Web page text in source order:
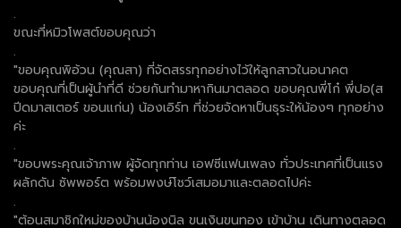
.
ขณะที่หมิวโพสต์ขอบคุณว่า
.
"ขอบคุณพิอ้วน (คุณสา) ที่จัดสรรทุกอย่างไว้ให้ลูกสาวในอนาคต
ขอบคุณที่เป็นผู้นำที่ดี ช่วยกันทำมาหากินมาตลอด ขอบคุณพี่โก๋ พี่ปอ(ส
ปีดมาสเตอร์ ขอนแก่น) น้องเอิร์ท ที่ช่วยจัดหาเป็นธุระให้น้องๆ ทุกอย่าง
ค่ะ
.
"ขอบพระคุณเจ้าภาพ ผู้จัดทุกท่าน เอฟซีแฟนเพลง ทั่วประเทศที่เป็นแรง
ผลักดัน ซัพพอร์ต พร้อมพงษ์โชว์เสมอมาและตลอดไปค่ะ
.
"ต้อนสมาชิกใหม่ของบ้านน้องนิล ขนเงินขนทอง เข้าบ้าน เดินทางตลอด